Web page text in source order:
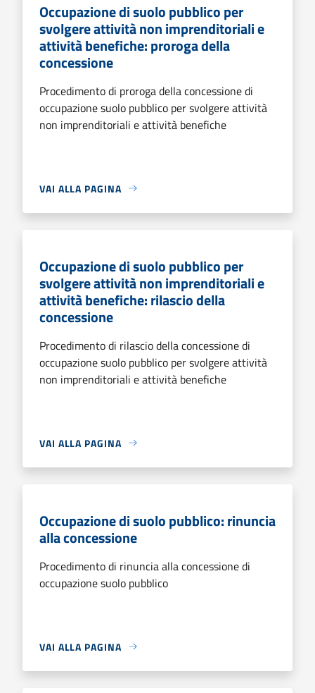
Occupazione di suolo pubblico per
svolgere attività non imprenditoriali e
attività benefiche: proroga della
concessione
Procedimento di proroga della concessione di
occupazione suolo pubblico per svolgere attività
non imprenditoriali e attività benefiche
VAI ALLA PAGINA
Occupazione di suolo pubblico per
svolgere attività non imprenditoriali e
attività benefiche: rilascio della
concessione
Procedimento di rilascio della concessione di
occupazione suolo pubblico per svolgere attività
non imprenditoriali e attività benefiche
VAI ALLA PAGINA
Occupazione di suolo pubblico: rinuncia
alla concessione
Procedimento di rinuncia alla concessione di
occupazione suolo pubblico
VAI ALLA PAGINA